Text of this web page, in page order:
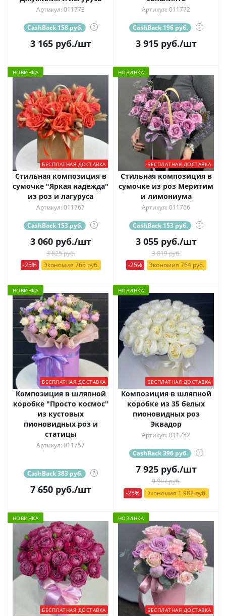
Артикул: 011773
CashBack 158 руб. ?
3 165руб./шт
Артикул: 011772
CashBack 196 руб. ?
3 915руб./шт
НОВИНКА
БЕСПЛАТНАЯ ДОСТАВКА
Стильная композиция в
сумочке "Яркая надежда"
из роз и лагуруса
Артикул: 011767
CashBack 153 руб. ?
3 060руб./шт
3 825 руб.
-25%
Экономия 765 руб.
НОВИНКА
БЕСПЛАТНАЯ ДОСТАВКА
Стильная композиция в
сумочке из роз Меритим
и лимониума
Артикул: 011766
CashBack 153 руб. ?
3 055руб./шт
3 819 руб.
-25%
Экономия 764 руб.
НОВИНКА
БЕСПЛАТНАЯ ДОСТАВКА
Композиция в шляпной
коробке "Просто космос"
из кустовых
пионовидных роз и
статицы
Артикул: 011757
CashBack 383 руб. ?
7 650руб./шт
НОВИНКА
БЕСПЛАТНАЯ ДОСТАВКА
Композиция в шляпной
коробке из 35 белых
пионовидных роз
Эквадор
Артикул: 011752
CashBack 396 руб. ?
7 925руб./шт
9 907 руб.
-25%
Экономия 1 982 руб.
НОВИНКА
БЕСПЛАТНАЯ ДОСТАВКА
НОВИНКА
БЕСПЛАТНАЯ ДОСТАВКА